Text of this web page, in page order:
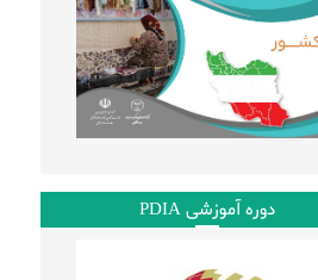
دوره آموزشی PDIA